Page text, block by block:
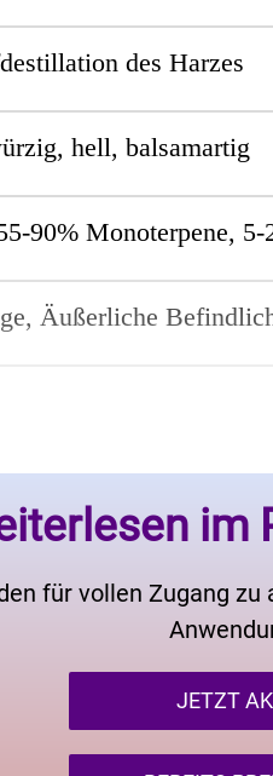
des Harzes
hell, balsamartig
90% Monoterpene, 5-
Äußerliche
im
für vollen Zugang zu
JETZT